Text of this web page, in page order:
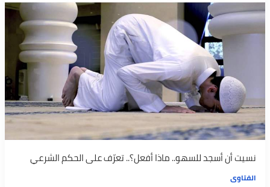
نسيت أن أسجد للسهو.. ماذا أفعل؟.. تعرّف على الحكم الشرعي
الفتاوى